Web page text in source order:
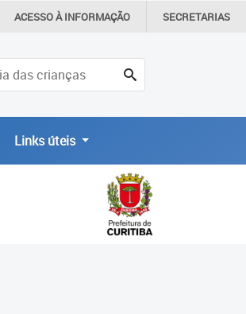
ACESSO ÀINFORMAÇÃO SECRETARIAS
Links úteis